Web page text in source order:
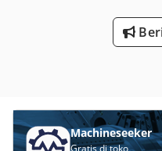
Machineseeker
Gratis di toko